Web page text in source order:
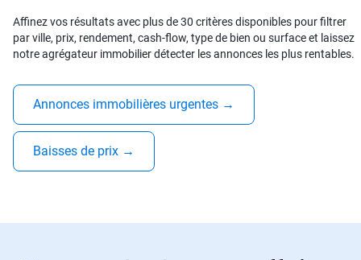
Affinez vos résultats avec plus de 30 critères disponibles pour filtrer
par ville, prix, rendement, cash-flow, type de bien ou surface et laissez
notre agrégateur immobilier détecter les annonces les plus rentables.
Annonces immobilières urgentes →
Baisses de prix →